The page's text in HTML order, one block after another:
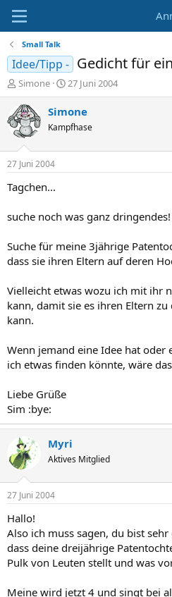
Small Talk
Idee/Tipp - Gedicht für
E
r
s
t
e
e
r
Simone
E
r
s
e
t
27 Juni 2004
Simone
Kampfhase
27 Juni 2004
Tagchen...
suche noch was ganz dringendes!
Suche für meine 3jährige
dass sie ihren Eltern auf deren
Vielleicht etwas wozu ich mit ihr
kann, damit sie es ihren Eltern
kann.
Wenn jemand eine Idee hat oder
ich etwas finden könnte, wäre
Liebe Grüße
Sim :bye:
Myri
Aktives Mitglied
27 Juni 2004
Hallo!
Also ich muss sagen, du bist
dass deine dreijährige
Pulk von Leuten stellt und was
Meine wird jetzt 4 und singt bei